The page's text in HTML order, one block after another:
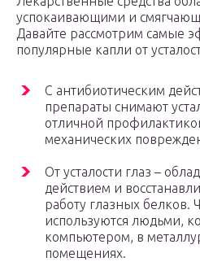
успокаивающими и
Давайте рассмотрим самые
популярные капли от
С антибиотическим
препараты снимают
отличной
механических
От усталости глаз –
действием и
работу глазных белков.
используются людьми,
компьютером, в
помещениях.